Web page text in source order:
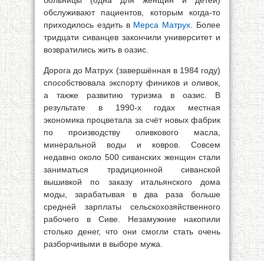
обслуживают пациентов, которым когда-то
приходилось ездить в Мерса Матрух . Более
тридцати сиванцев закончили университет и
возвратились жить в оазис.
Дорога до Матрух (завершённая в 1984 году)
способствовала экспорту фиников и оливок,
а также развитию туризма в оазис. В
результате в 1990-х годах местная
экономика процветала за счёт новых фабрик
по производству оливкового масла,
минеральной воды и ковров. Совсем
недавно около 500 сиванских женщин стали
заниматься традиционной сиванской
вышивкой по заказу итальянского дома
моды, зарабатывая в два раза больше
средней зарплаты сельскохозяйственного
рабочего в Сиве. Незамужние накопили
столько денег, что они смогли стать очень
разборчивыми в выборе мужа.